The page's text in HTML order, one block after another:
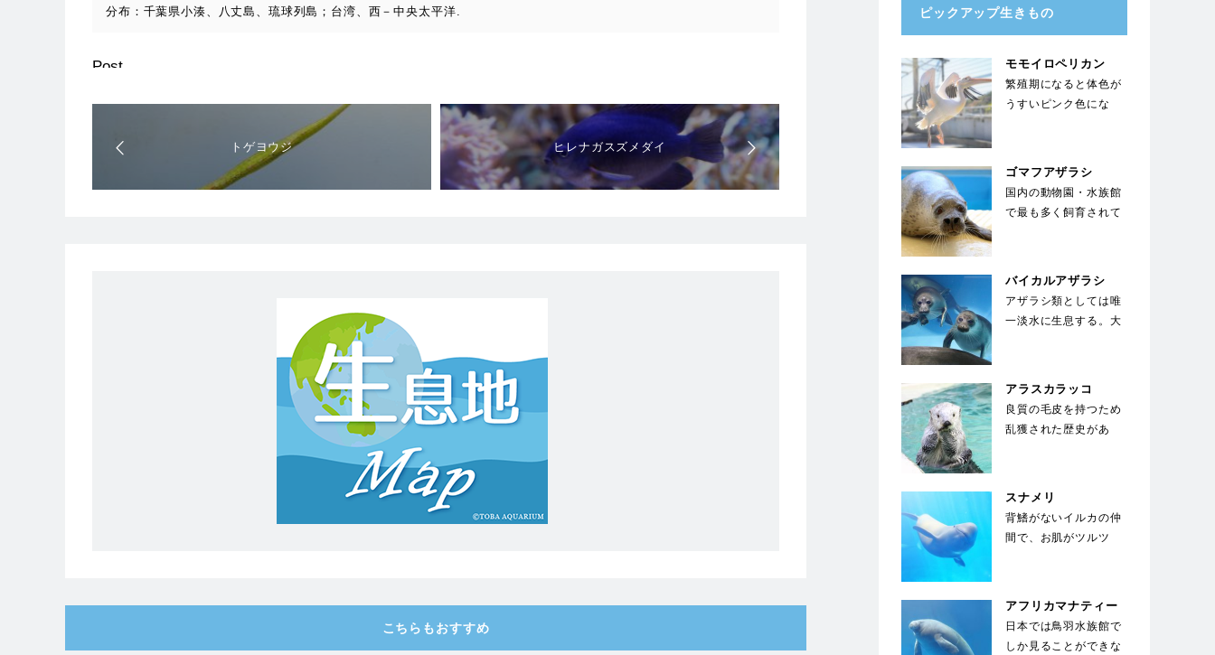
分布：千葉県小湊、八丈島、琉球列島；台湾、西－中央太平洋.
Post
トゲヨウジ ヒレナガスズメダイ
こちらもおすすめ
ピックアップ生きもの
モモイロペリカン
繁殖期になると体色が
うすいピンク色にな
2…
ゴマフアザラシ
国内の動物園・水族館
で最も多く飼育されて
バイカルアザラシ
アザラシ類としては唯
一淡水に生息する。大
アラスカラッコ
良質の毛皮を持つため
乱獲された歴史があ
スナメリ
背鰭がないイルカの仲
間で、お肌がツルツ
アフリカマナティー
日本では鳥羽水族館で
しか見ることができな